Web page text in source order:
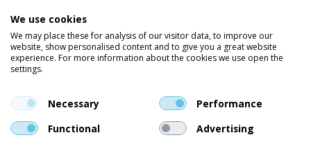
Kleding
Vind ons op social media
En blijf op de hoogte van trends, aanbiedingen en kortingsacties.
We use cookies
We may place these for analysis of our visitor data, to improve our
website, show personalised content and to give you a great website
experience. For more information about the cookies we use open the
settings.
Necessary
Performance
Functional
Advertising